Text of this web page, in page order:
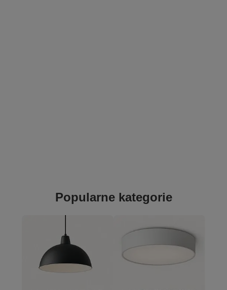
Popularne kategorie